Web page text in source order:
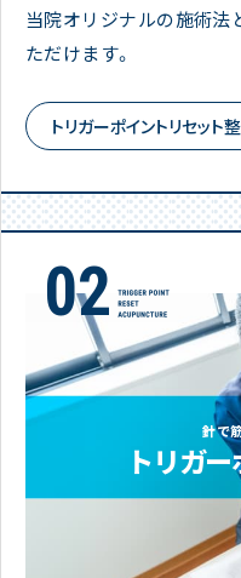
当院オリジナルの施術法
ただけます。
トリガーポイントリセット
針で
トリガ